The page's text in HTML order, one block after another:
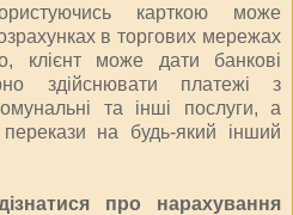
карткою може
в торгових мережах
клієнт може дати банкові
здійснювати платежі з
та інші послуги, а
на будь-який інший
про нарахування